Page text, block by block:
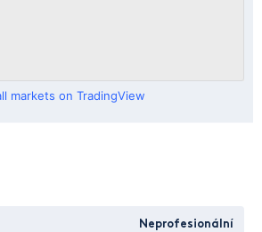
markets on TradingView
Neprofesionální